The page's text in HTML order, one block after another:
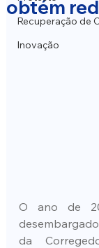
Recuperação de
Inovação
obtém
O ano de
da